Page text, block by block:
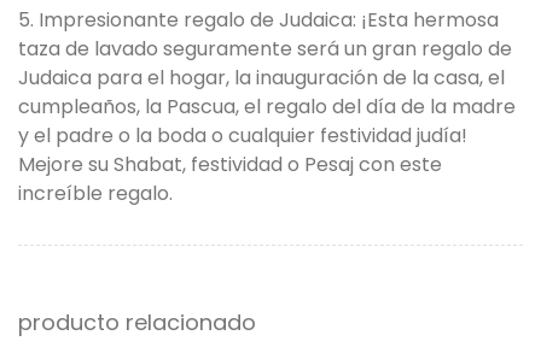
5. Impresionante regalo de Judaica: ¡Esta hermosa
taza de lavado seguramente será un gran regalo de
Judaica para el hogar, la inauguración de la casa, el
cumpleaños, la Pascua, el regalo del día de la madre
y el padre o la boda o cualquier festividad judía!
Mejore su Shabat, festividad o Pesaj con este
increíble regalo.
producto relacionado